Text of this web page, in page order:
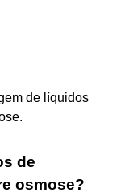
de líquidos
de
osmose?